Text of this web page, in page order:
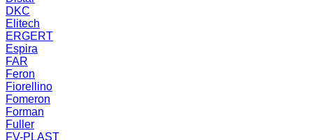
DKC
Elitech
ERGERT
Espira
FAR
Feron
Fiorellino
Fomeron
Forman
Fuller
FV-PLAST